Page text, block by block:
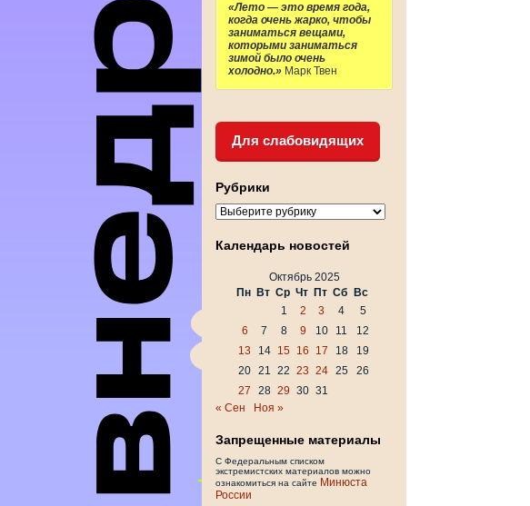
«Лето — это время года,
когда очень жарко, чтобы
заниматься вещами,
которыми заниматься
зимой было очень
холодно.» Марк Твен
Для слабовидящих
Рубрики
Рубрики
Календарь новостей
Октябрь 2025
Пн Вт Ср Чт Пт Сб
Вс
1
2 3 4
5
6
7 8 9 10 11
12
13
14 15 16 17 18
19
20 21 22 23 24 25
26
27
28 29 30 31
« Сен
Ноя »
Запрещенные материалы
С Федеральным списком
экстремистских материалов можно
ознакомиться на сайте Минюста
России